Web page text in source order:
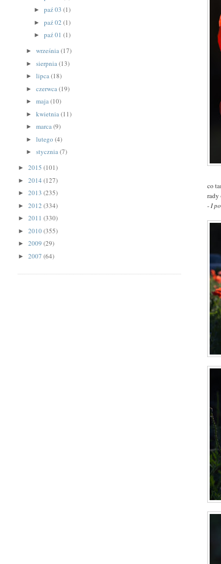
co
rady
-I
► paź 03 (1)
► paź 02 (1)
► paź 01 (1)
►września(17)
►sierpnia(13)
►lipca(18)
►czerwca(19)
►maja(10)
►kwietnia(11)
►marca(9)
►lutego(4)
►stycznia(7)
►2015(101)
►2014(127)
►2013(235)
►2012(334)
►2011(330)
►2010(355)
►2009(29)
►2007(64)